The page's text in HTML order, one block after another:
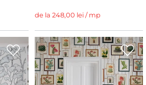
de la 248,00 lei / mp